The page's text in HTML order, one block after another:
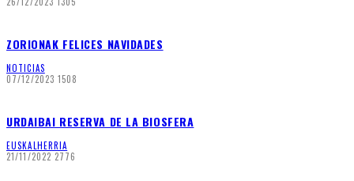
ZORIONAK FELICES NAVIDADES
NOTICIAS
07/12/2023 1508
URDAIBAI RESERVA DE LA BIOSFERA
EUSKALHERRIA
21/11/2022 2776